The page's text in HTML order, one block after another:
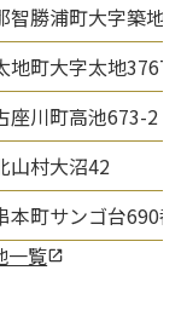
智勝浦町大字築地7
地町大字太地3767-
座川町高池673-2
山村大沼42
本町サンゴ台690番
一覧